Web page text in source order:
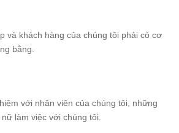
và khách hàng của chúng tôi phải có cơ
bằng.
với nhân viên của chúng tôi, những
làm việc với chúng tôi.